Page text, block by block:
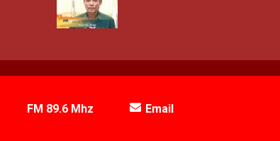
FM 89.6 Mhz Email